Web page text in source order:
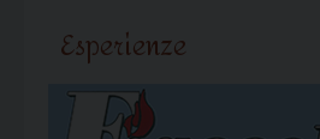
Esperienze